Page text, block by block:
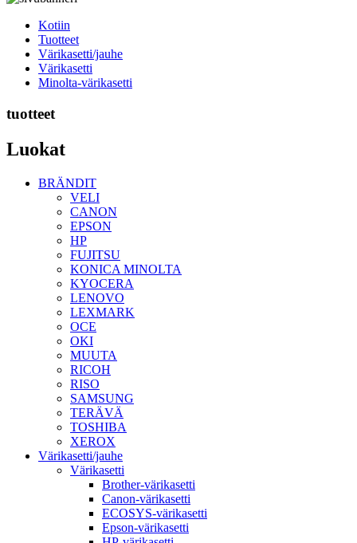
Kotiin
Tuotteet
Värikasetti/jauhe
Värikasetti
Minolta-värikasetti
tuotteet
Luokat
BRÄNDIT
VELI
CANON
EPSON
HP
FUJITSU
KONICA MINOLTA
KYOCERA
LENOVO
LEXMARK
OCE
OKI
MUUTA
RICOH
RISO
SAMSUNG
TERÄVÄ
TOSHIBA
XEROX
Värikasetti/jauhe
Värikasetti
Brother-värikasetti
Canon-värikasetti
ECOSYS-värikasetti
Epson-värikasetti